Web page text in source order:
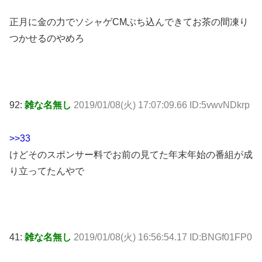
正月に金の力でソシャゲCMぶち込んできてお茶の間凍り
つかせるのやめろ
92: 雑な名無し 2019/01/08(火) 17:07:09.66 ID:5vwvNDkrp
>>33
けどそのスポンサー料でお前の見てた年末年始の番組が成
り立ってたんやで
41: 雑な名無し 2019/01/08(火) 16:56:54.17 ID:BNGf01FP0